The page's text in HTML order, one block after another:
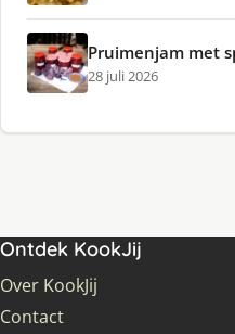
Pruimenjam met
28 juli 2026
Ontdek KookJij
Over KookJij
Contact